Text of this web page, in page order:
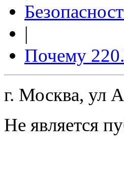
|
Почему
г. Москва, ул
Не является